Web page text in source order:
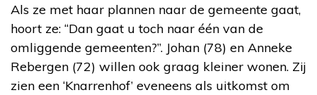
Als ze met haar plannen naar de gemeente gaat,
hoort ze: “Dan gaat u toch naar één van de
omliggende gemeenten?”. Johan (78) en Anneke
Rebergen (72) willen ook graag kleiner wonen. Zij
zien een ‘Knarrenhof’ eveneens als uitkomst om